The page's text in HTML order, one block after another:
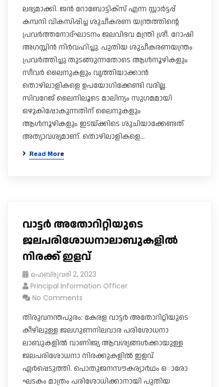
ലഭ്യമാക്കി. ജൻ റോബോട്ടിക്സ് എന്ന സ്റ്റാർട്ടപ്പ്
കമ്പനി വികസിപ്പിച്ച ശുചീകരണ യന്ത്രത്തിന്റെ
പ്രവർത്തനോദ്ഘാടനം ജലവിഭവ മന്ത്രി ശ്രീ. റോഷി
അ​ഗസ്റ്റിൻ നിർവഹിച്ചു. പുതിയ ശുചീകരണയന്ത്രം
പ്രവർത്തിച്ചു തുടങ്ങുന്നതോടെ ആൾനൂഴികളും
സീവർ ലൈനുകളും വൃത്തിയാക്കാൻ
തൊഴിലാളികളെ ഉപയോ​ഗിക്കേണ്ടി വരില്ല.
സിവറേജ് ലൈനിലൂടെ മാലിന്യം സു​ഗമമായി
ഒഴുകിപ്പോകുന്നതിന് ലൈനുകളും
ആൾനൂഴികളും ഇടയ്ക്കിടെ ശുചിയാക്കേണ്ടത്
അത്യാവശ്യമാണ്. തൊഴിലാളികളെ…
Read More
വാട്ടർ അതോറിറ്റിയുടെ
ജലപരിശോധനാലാബുകളിൽ
നിരക്ക് ഇളവ്
ഫെബ്രുവരി 2, 2023
Principal Information Officer
No Comments
തിരുവനന്തപുരം: കേരള വാട്ടർ അതോറിറ്റിയുടെ
കീഴിലുള്ള ജല​ഗുണനിലവാര പരിശോധനാ
ലാബുകളിൽ വാണിജ്യ ആവശ്യങ്ങൾക്കായുള്ള
ജലപരിശോധനാ നിരക്കുകളിൽ ഇളവ്
ഏർപ്പെടുത്തി. പൊതുജനസൗകര്യാർഥം ഒാരോ
ഘടകം മാത്രം പരിശോധിക്കാനായി പുതിയ